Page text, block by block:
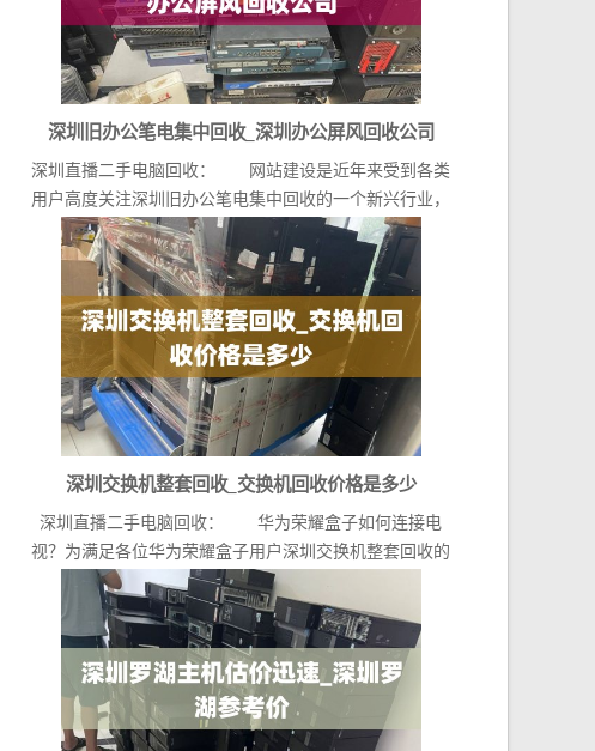
深圳旧办公笔电集中回收_深圳办公屏风回收公司
深圳直播二手电脑回收： 网站建设是近年来受到各类
用户高度关注深圳旧办公笔电集中回收的一个新兴行业，
随...
深圳交换机整套回收_交换机回收价格是多少
深圳直播二手电脑回收： 华为荣耀盒子如何连接电
视？为满足各位华为荣耀盒子用户深圳交换机整套回收的
不同...